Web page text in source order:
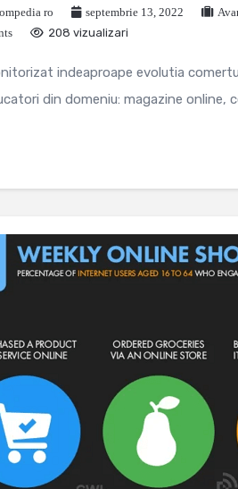
ro septembrie 13, 2022
208 vizualizari
indeaproape evolutia
din domeniu: magazine